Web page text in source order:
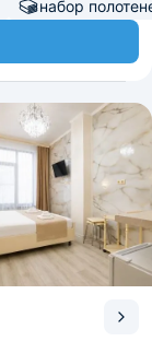
набор